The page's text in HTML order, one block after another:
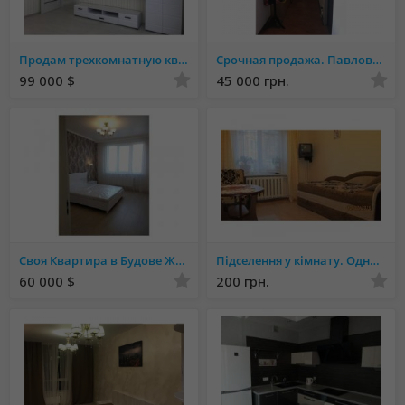
Продам трехкомнатную квартиру ЖК Альтаир / Люстдорфская дор
99 000 $
Срочная продажа. Павлово поле. Деревянко 17. 45500$ торг
45 000 грн.
Своя Квартира в Будове ЖК Апельсин 1к с Ремонтом
60 000 $
Підселення у кімнату. Одна кімната для 1 особи. Львів. Власниця.
200 грн.